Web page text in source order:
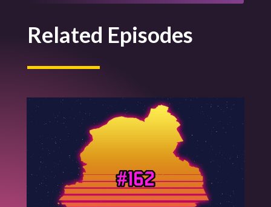
Related Episodes